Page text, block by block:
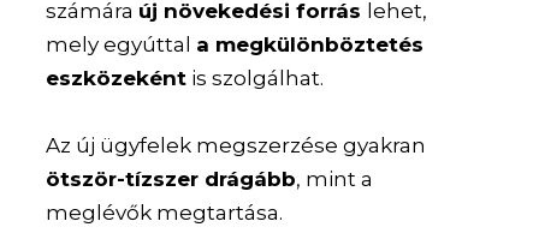
számára új növekedési forrás lehet,
mely egyúttal a megkülönböztetés
eszközeként is szolgálhat.
Az új ügyfelek megszerzése gyakran
ötször-tízszer drágább, mint a
meglévők megtartása.